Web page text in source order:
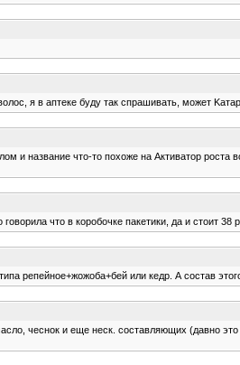
я в аптеке буду так спрашивать, может
и название что-то похоже на Активатор
что в коробочке пакетики, да и стоит 38 р
репейное+жожоба+бей или кедр. А состав
чеснок и еще неск. составляющих (давно